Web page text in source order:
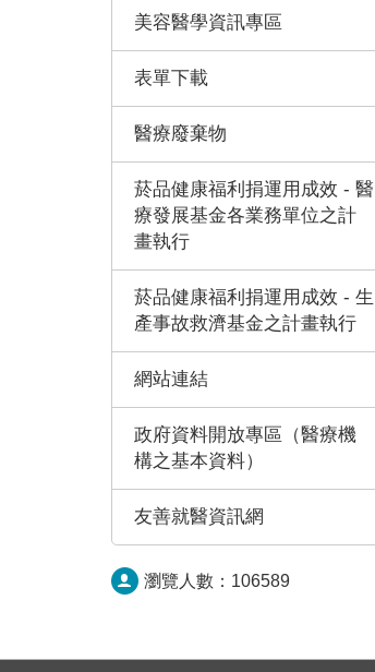
美容醫學資訊專區
表單下載
醫療廢棄物
菸品健康福利捐運用成效 - 醫
療發展基金各業務單位之計
畫執行
菸品健康福利捐運用成效 - 生
產事故救濟基金之計畫執行
網站連結
政府資料開放專區（醫療機
構之基本資料）
友善就醫資訊網
瀏覽人數： 106589